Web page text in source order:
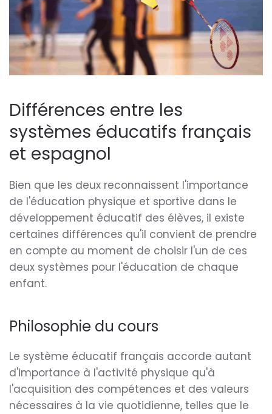
Différences entre les
systèmes éducatifs français
et espagnol
Bien que les deux reconnaissent l'importance
de l'éducation physique et sportive dans le
développement éducatif des élèves, il existe
certaines différences qu'il convient de prendre
en compte au moment de choisir l'un de ces
deux systèmes pour l'éducation de chaque
enfant.
Philosophie du cours
Le système éducatif français accorde autant
d'importance à l'activité physique qu'à
l'acquisition des compétences et des valeurs
nécessaires à la vie quotidienne, telles que le